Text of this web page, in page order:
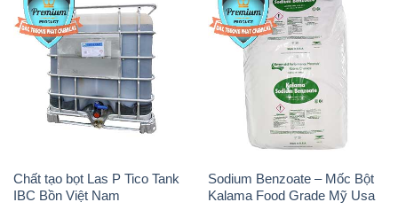
Chất tạo bọt Las P Tico Tank
IBC Bồn Việt Nam
Sodium Benzoate – Mốc Bột
Kalama Food Grade Mỹ Usa